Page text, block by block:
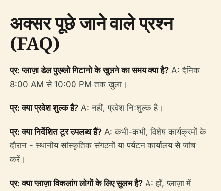
अक्सर पूछे जाने वाले प्रश्न
(FAQ)
प्र: प्लाज़ा डेल पुएब्लो गिटानो के खुलने का समय क्या है? A: दैनिक
8:00 AM से 10:00 PM तक खुला।
प्र: क्या प्रवेश शुल्क है? A: नहीं, प्रवेश निःशुल्क है।
प्र: क्या निर्देशित टूर उपलब्ध हैं? A: कभी-कभी, विशेष कार्यक्रमों के
दौरान - स्थानीय सांस्कृतिक संगठनों या पर्यटन कार्यालय से जांच
करें।
प्र: क्या प्लाज़ा विकलांग लोगों के लिए सुलभ है? A: हाँ, प्लाज़ा में